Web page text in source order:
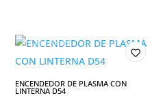
ENCENDEDOR DE PLASMA CON
LINTERNA D54